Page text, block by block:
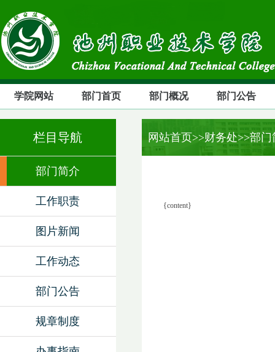
学院网站 部门首页 部门概况 部门公告
栏目导航
部门简介
工作职责
图片新闻
工作动态
部门公告
规章制度
网站首页>>财务处>>部门
{content}